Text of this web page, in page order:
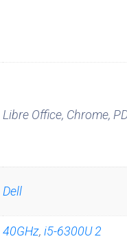
Libre Office, Chrome,
Dell
40GHz, i5-6300U 2